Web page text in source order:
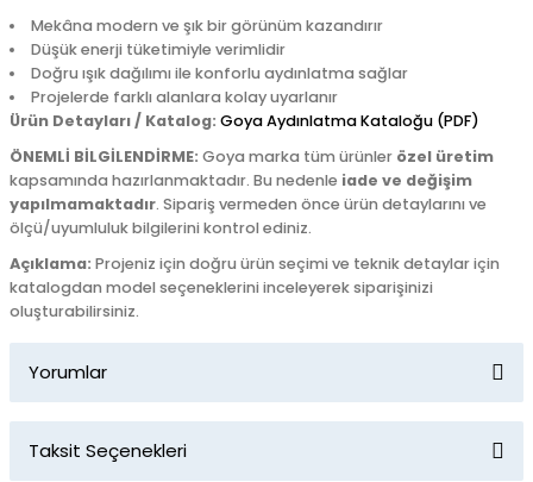
Mekâna modern ve şık bir görünüm kazandırır
Düşük enerji tüketimiyle verimlidir
Doğru ışık dağılımı ile konforlu aydınlatma sağlar
Projelerde farklı alanlara kolay uyarlanır
Ürün Detayları / Katalog: Goya Aydınlatma Kataloğu (PDF)
ÖNEMLİ BİLGİLENDİRME: Goya marka tüm ürünler özel üretim
kapsamında hazırlanmaktadır. Bu nedenle iade ve değişim
yapılmamaktadır. Sipariş vermeden önce ürün detaylarını ve
ölçü/uyumluluk bilgilerini kontrol ediniz.
Açıklama: Projeniz için doğru ürün seçimi ve teknik detaylar için
katalogdan model seçeneklerini inceleyerek siparişinizi
oluşturabilirsiniz.
Yorumlar
Taksit Seçenekleri